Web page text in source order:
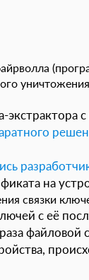
экстрактора
на
связки
с её
файловой